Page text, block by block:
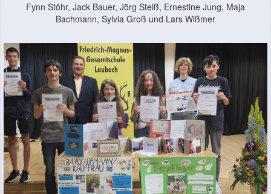
Fynn Stöhr, Jack Bauer, Jörg Steiß, Ernestine Jung, Maja
Bachmann, Sylvia Groß und Lars Wißmer